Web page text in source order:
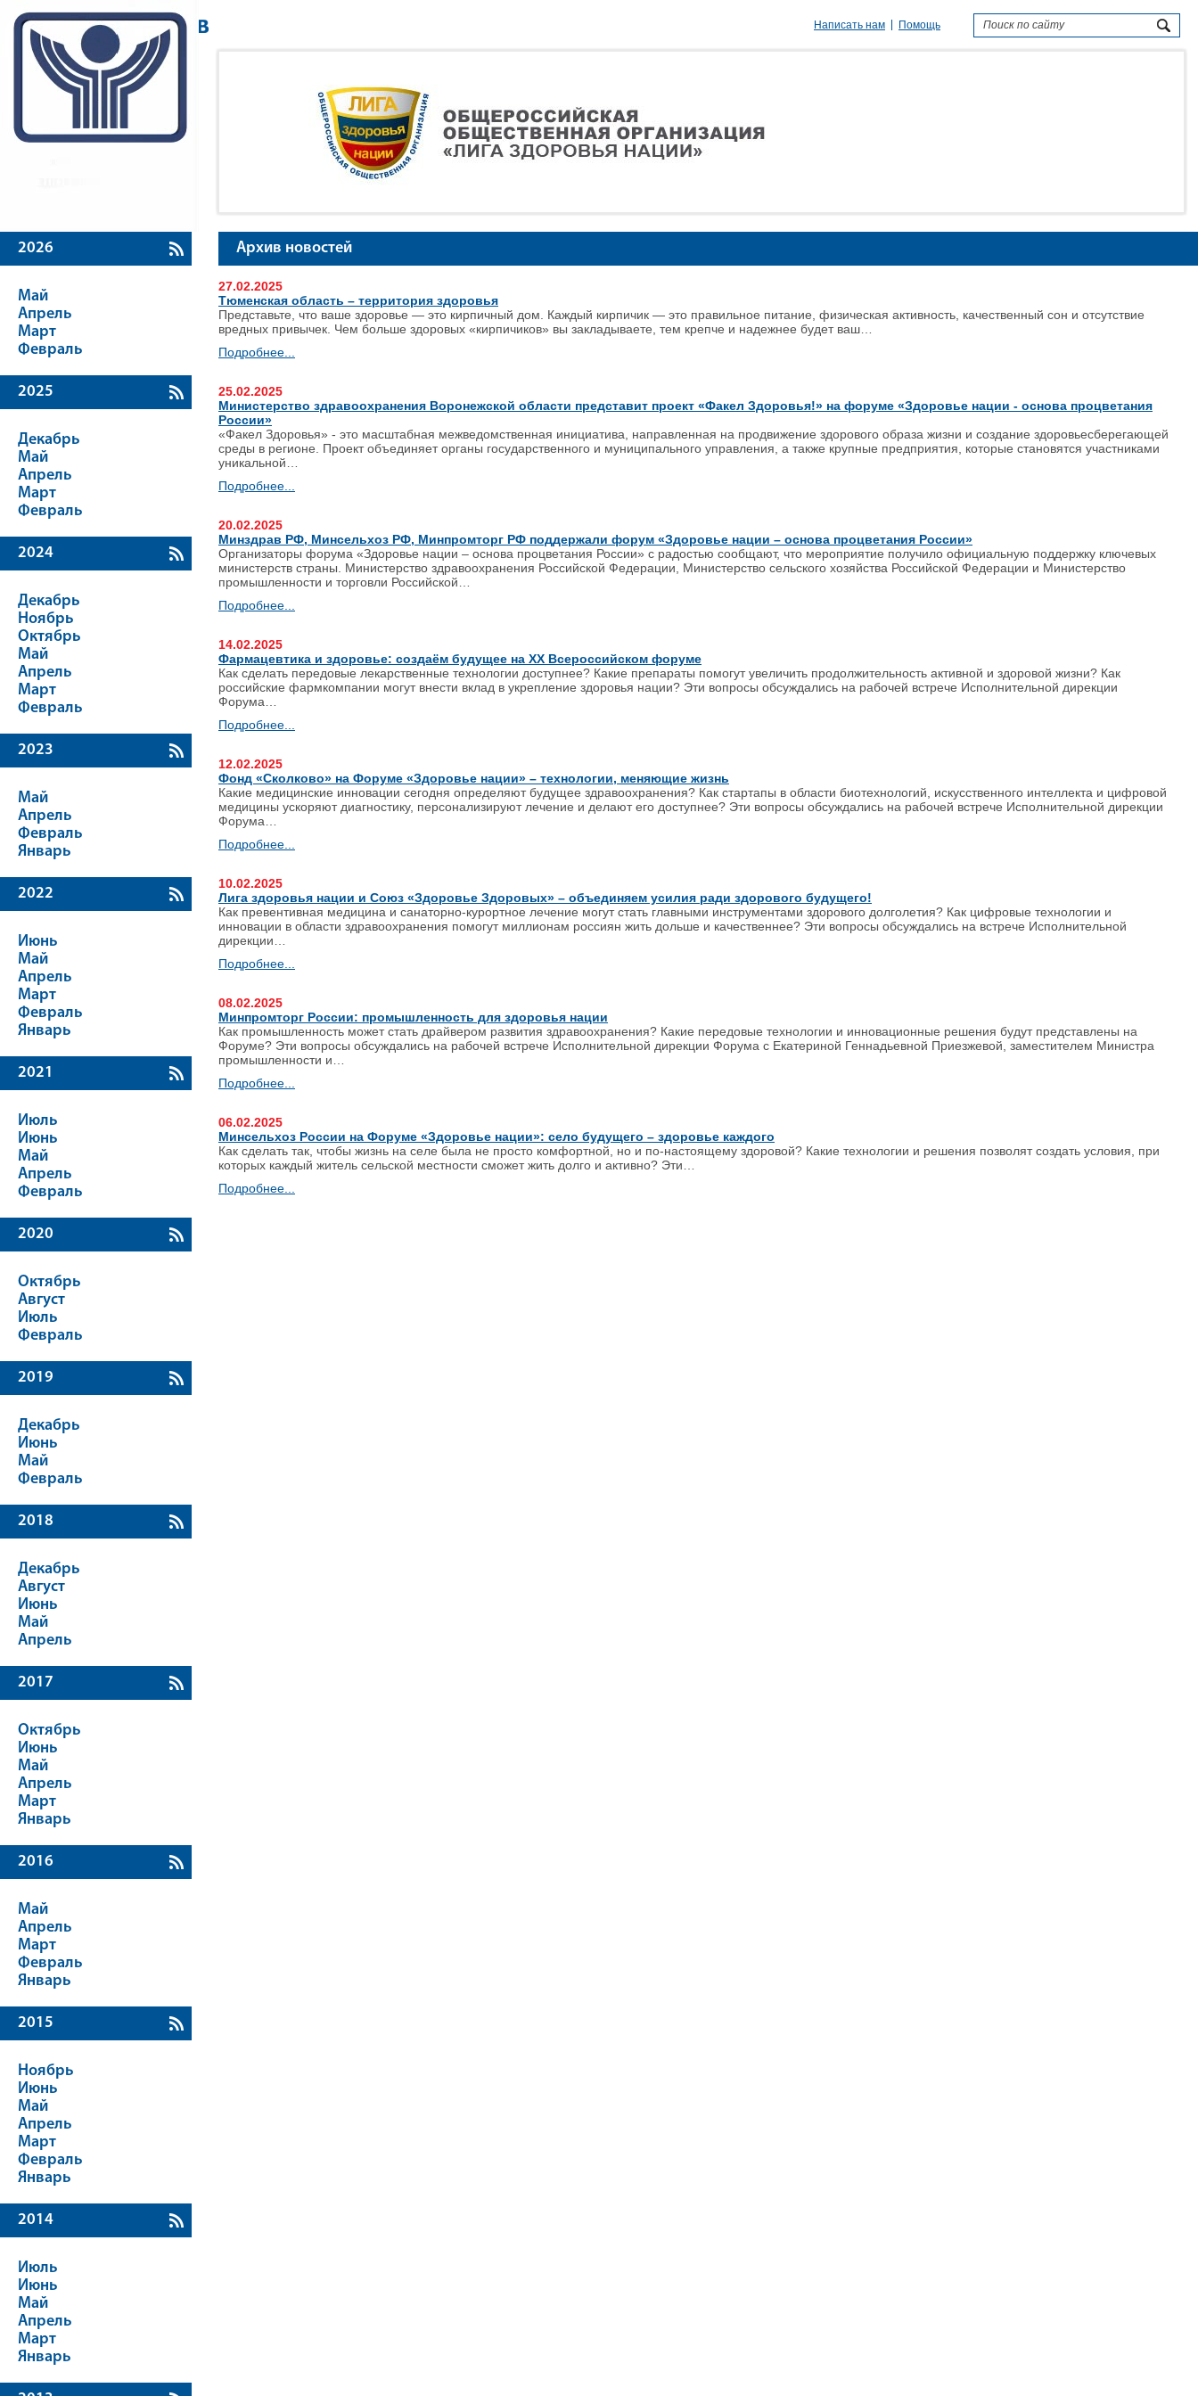
Написать нам Помощь
2026
Май
Апрель
Март
Февраль
2025
Декабрь
Май
Апрель
Март
Февраль
2024
Декабрь
Ноябрь
Октябрь
Май
Апрель
Март
Февраль
2023
Май
Апрель
Февраль
Январь
2022
Июнь
Май
Апрель
Март
Февраль
Январь
2021
Июль
Июнь
Май
Апрель
Февраль
2020
Октябрь
Август
Июль
Февраль
2019
Декабрь
Июнь
Май
Февраль
2018
Декабрь
Август
Июнь
Май
Апрель
2017
Октябрь
Июнь
Май
Апрель
Март
Январь
2016
Май
Апрель
Март
Февраль
Январь
2015
Ноябрь
Июнь
Май
Апрель
Март
Февраль
Январь
2014
Июль
Июнь
Май
Апрель
Март
Январь
Архив новостей
27.02.2025
Тюменская область – территория здоровья
Представьте, что ваше здоровье — это кирпичный дом. Каждый кирпичик — это правильное питание, физическая активность, качественный сон и отсутствие
вредных привычек. Чем больше здоровых «кирпичиков» вы закладываете, тем крепче и надежнее будет ваш…
Подробнее...
25.02.2025
Министерство здравоохранения Воронежской области представит проект «Факел Здоровья!» на форуме «Здоровье нации - основа процветания
России»
«Факел Здоровья» - это масштабная межведомственная инициатива, направленная на продвижение здорового образа жизни и создание здоровьесберегающей
среды в регионе. Проект объединяет органы государственного и муниципального управления, а также крупные предприятия, которые становятся участниками
уникальной…
Подробнее...
20.02.2025
Минздрав РФ, Минсельхоз РФ, Минпромторг РФ поддержали форум «Здоровье нации – основа процветания России»
​Организаторы форума «Здоровье нации – основа процветания России» с радостью сообщают, что мероприятие получило официальную поддержку ключевых
министерств страны. Министерство здравоохранения Российской Федерации, Министерство сельского хозяйства Российской Федерации и Министерство
промышленности и торговли Российской…
Подробнее...
14.02.2025
Фармацевтика и здоровье: создаём будущее на XX Всероссийском форуме
Как сделать передовые лекарственные технологии доступнее? Какие препараты помогут увеличить продолжительность активной и здоровой жизни? Как
российские фармкомпании могут внести вклад в укрепление здоровья нации? Эти вопросы обсуждались на рабочей встрече Исполнительной дирекции
Форума…
Подробнее...
12.02.2025
Фонд «Сколково» на Форуме «Здоровье нации» – технологии, меняющие жизнь
Какие медицинские инновации сегодня определяют будущее здравоохранения? Как стартапы в области биотехнологий, искусственного интеллекта и цифровой
медицины ускоряют диагностику, персонализируют лечение и делают его доступнее? Эти вопросы обсуждались на рабочей встрече Исполнительной дирекции
Форума…
Подробнее...
10.02.2025
Лига здоровья нации и Союз «Здоровье Здоровых» – объединяем усилия ради здорового будущего!
Как превентивная медицина и санаторно-курортное лечение могут стать главными инструментами здорового долголетия? Как цифровые технологии и
инновации в области здравоохранения помогут миллионам россиян жить дольше и качественнее? Эти вопросы обсуждались на встрече Исполнительной
дирекции…
Подробнее...
08.02.2025
Минпромторг России: промышленность для здоровья нации
Как промышленность может стать драйвером развития здравоохранения? Какие передовые технологии и инновационные решения будут представлены на
Форуме? Эти вопросы обсуждались на рабочей встрече Исполнительной дирекции Форума с Екатериной Геннадьевной Приезжевой, заместителем Министра
промышленности и…
Подробнее...
06.02.2025
Минсельхоз России на Форуме «Здоровье нации»: село будущего – здоровье каждого
Как сделать так, чтобы жизнь на селе была не просто комфортной, но и по-настоящему здоровой? Какие технологии и решения позволят создать условия, при
которых каждый житель сельской местности сможет жить долго и активно? Эти…
Подробнее...